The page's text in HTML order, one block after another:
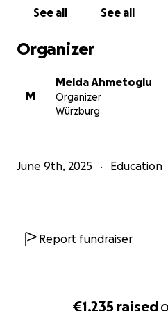
€1,235 raised
den Uiguren eine Stimme zu
Lasst uns gemeinsam dafür
Wir sind dankbar für jede
die Verwirklichung dieses
A Documentary Film for
forced sterilizations – a
See all See all
Organizer
M
Melda Ahmetoglu
Organizer
Würzburg
June 9th, 2025 Education
Report fundraiser